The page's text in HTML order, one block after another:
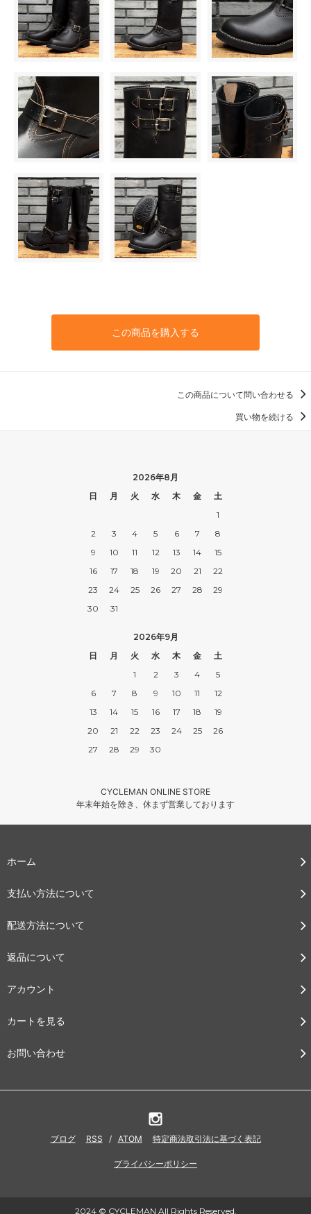
この商品を購入する
この商品について問い合わせる
買い物を続ける
2026年8月
日
月 火 水 木 金
土
1
2
3 4 5 6 7
8
9
10 11 12 13 14
15
16
17 18 19 20 21
22
23
24 25 26 27 28
29
30
31
2026年9月
日
月 火 水 木 金
土
1
2 3 4
5
6
7 8 9 10 11
12
13
14 15 16 17 18
19
20
21 22 23 24 25
26
27
28 29 30
CYCLEMAN ONLINE STORE
年末年始を除き、休まず営業しております
ホーム
支払い方法について
配送方法について
返品について
アカウント
カートを見る
お問い合わせ
ブログ RSS / ATOM 特定商法取引法に基づく表記
プライバシーポリシー
2024 © CYCLEMAN All Rights Reserved.